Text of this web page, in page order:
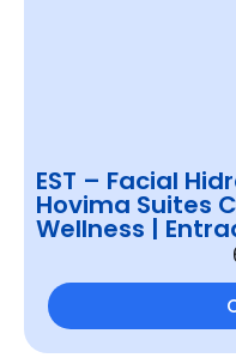
EST – Facial
Hovima Suites
Wellness |